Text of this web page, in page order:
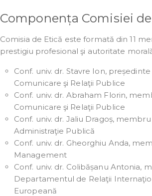
Componența Comisiei
Comisia de Etică este formată din 11
prestigiu profesional şi autoritate
Conf. univ. dr. Stavre Ion,
Comunicare şi Relaţii Publice
Conf. univ. dr. Abraham Florin,
Comunicare şi Relaţii Publice
Conf. univ. dr. Jaliu Dragoș,
Administraţie Publică
Conf. univ. dr. Gheorghiu Anda,
Management
Conf. univ. dr. Colibășanu Antonia,
Departamentul de Relaţii
Europeană